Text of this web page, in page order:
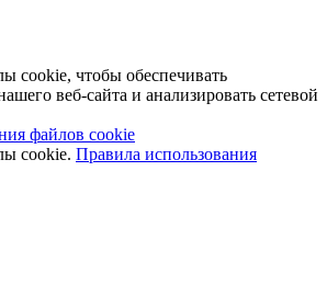
cookie, чтобы обеспечивать
веб-сайта и анализировать сетевой
файлов cookie
cookie. Правила использования